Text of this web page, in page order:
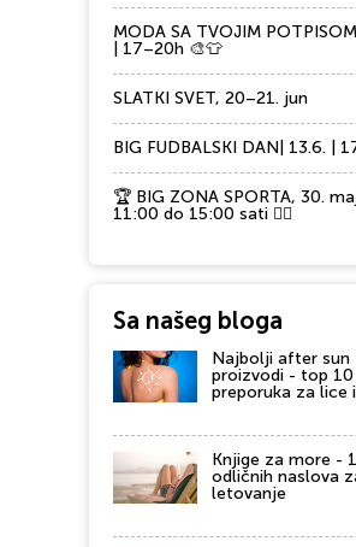
MODA SA TVOJIM
| 17–20h 🎨👕
SLATKI SVET, 20–21. jun
BIG FUDBALSKI DAN| 13.6. |
🏆 BIG ZONA SPORTA, 30.
11:00 do 15:00 sati 🏃‍♂️
Sa našeg bloga
Najbolji after sun
proizvodi - top 10
preporuka za lice
Knjige za more -
odličnih naslova
letovanje